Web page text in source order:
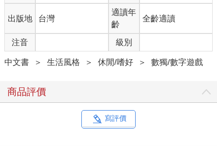
出版地 台灣
適讀年
齡
全齡適讀
注音 級別
中文書 ＞ 生活風格 ＞ 休閒/嗜好 ＞ 數獨/數字遊戲
商品評價
寫評價